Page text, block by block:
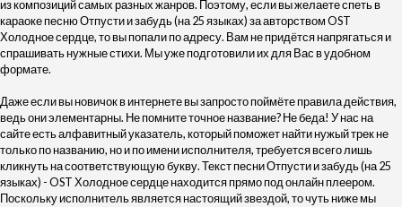
из композиций самых разных жанров. Поэтому, если вы желаете спеть в
караоке песню Отпусти и забудь (на 25 языках) за авторством OST
Холодное сердце, то вы попали по адресу. Вам не придётся напрягаться и
спрашивать нужные стихи. Мы уже подготовили их для Вас в удобном
формате.
Даже если вы новичок в интернете вы запросто поймёте правила действия,
ведь они элементарны. Не помните точное название? Не беда! У нас на
сайте есть алфавитный указатель, который поможет найти нужый трек не
только по названию, но и по имени исполнителя, требуется всего лишь
кликнуть на соответствующую букву. Текст песни Отпусти и забудь (на 25
языках) - OST Холодное сердце находится прямо под онлайн плеером.
Поскольку исполнитель является настоящий звездой, то чуть ниже мы